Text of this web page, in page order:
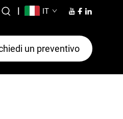
| IT
un preventivo